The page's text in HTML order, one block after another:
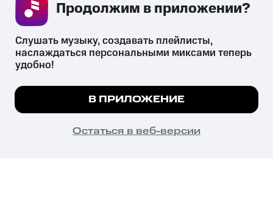
СКАЧАТЬ ПРИЛОЖЕНИЕ
психотропных веществ, их аналогов причиняет вред здоровью,
их незаконный оборот запрещён и влечёт установленную
законодательством ответственность.
© 2026 ООО «КИОН».
Все права защищены
Мы используем куки, чтобы на сайте все
Подробнее
ПОНЯТНО
Слушать музыку, создавать плейлисты,
наслаждаться персональными миксами теперь
удобно!
В ПРИЛОЖЕНИЕ
Остаться в веб-версии